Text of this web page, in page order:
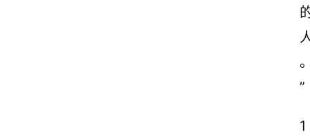
”
1